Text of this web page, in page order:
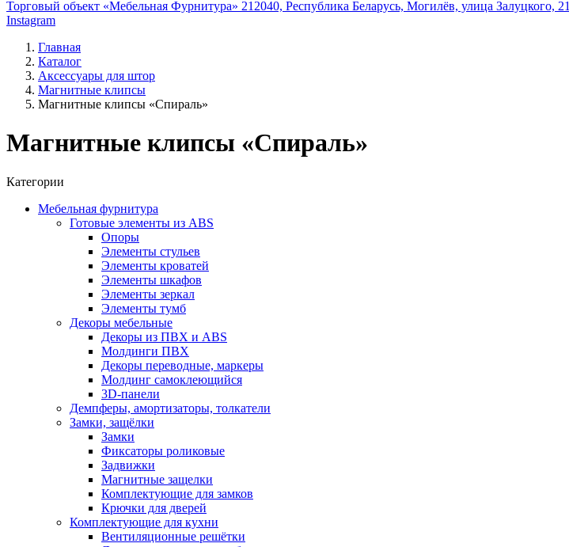
Торговый объект «Мебельная Фурнитура» 212040, Республика Беларусь, Могилёв, улица Залуцкого, 21
Instagram
Главная
Каталог
Аксессуары для штор
Магнитные клипсы
Магнитные клипсы «Спираль»
Магнитные клипсы «Спираль»
Категории
Мебельная фурнитура
Готовые элементы из ABS
Опоры
Элементы стульев
Элементы кроватей
Элементы шкафов
Элементы зеркал
Элементы тумб
Декоры мебельные
Декоры из ПВХ и ABS
Молдинги ПВХ
Декоры переводные, маркеры
Молдинг самоклеющийся
3D-панели
Демпферы, амортизаторы, толкатели
Замки, защёлки
Замки
Фиксаторы роликовые
Задвижки
Магнитные защелки
Комплектующие для замков
Крючки для дверей
Комплектующие для кухни
Вентиляционные решётки